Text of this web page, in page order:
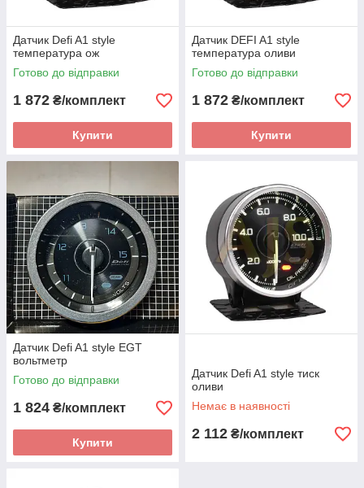
Датчик Defi A1 style
температура ож
Готово до відправки
1 872 ₴/комплект
Купити
Датчик DEFI A1 style
температура оливи
Готово до відправки
1 872 ₴/комплект
Купити
Датчик Defi A1 style EGT
вольтметр
Готово до відправки
1 824 ₴/комплект
Купити
Датчик Defi A1 style тиск
оливи
Немає в наявності
2 112 ₴/комплект